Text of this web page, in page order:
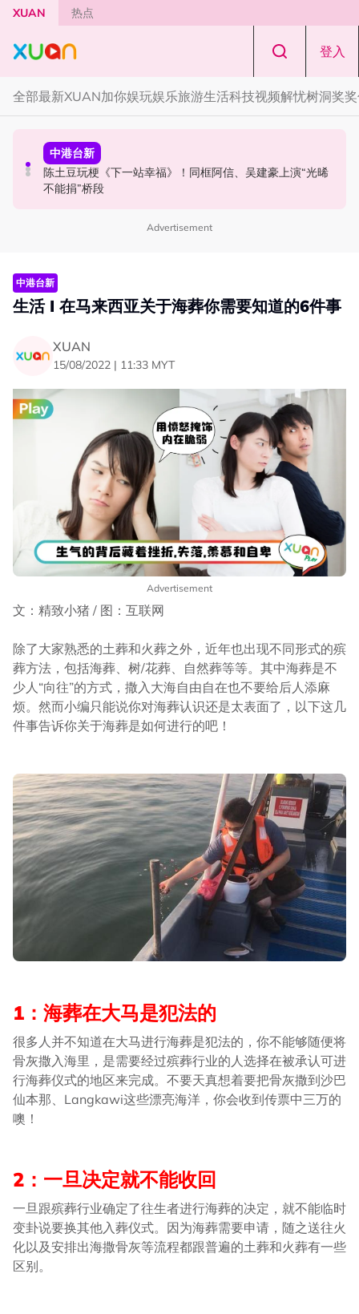
Skip to main content
XUAN 热点
登入
全部最新XUAN加你娱玩娱乐旅游生活科技视频解忧树洞奖
演唱会
范玮琪云顶开唱哽咽了！感性告白大马粉丝：我想继续唱
下去
国际星闻
BLACKPINK十周年活动被批太仓促！Jisoo罕见哭泣 当众
落泪道歉！
中港台新
陈土豆玩梗《下一站幸福》！同框阿信、吴建豪上演“光晞
不能捐”桥段
Advertisement
中港台新
生活 I 在马来西亚关于海葬你需要知道的6件事
XUAN
15/08/2022 | 11:33 MYT
Advertisement
文：精致小猪 / 图：互联网
除了大家熟悉的土葬和火葬之外，近年也出现不同形式的殡
葬方法，包括海葬、树/花葬、自然葬等等。其中海葬是不
少人“向往”的方式，撒入大海自由自在也不要给后人添麻
烦。然而小编只能说你对海葬认识还是太表面了，以下这几
件事告诉你关于海葬是如何进行的吧！
1：海葬在大马是犯法的
很多人并不知道在大马进行海葬是犯法的，你不能够随便将
骨灰撒入海里，是需要经过殡葬行业的人选择在被承认可进
行海葬仪式的地区来完成。不要天真想着要把骨灰撒到沙巴
仙本那、Langkawi这些漂亮海洋，你会收到传票中三万的
噢！
2：一旦决定就不能收回
一旦跟殡葬行业确定了往生者进行海葬的决定，就不能临时
变卦说要换其他入葬仪式。因为海葬需要申请，随之送往火
化以及安排出海撒骨灰等流程都跟普遍的土葬和火葬有一些
区别。